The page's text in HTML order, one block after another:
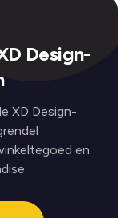
Design-
XD Design-
en